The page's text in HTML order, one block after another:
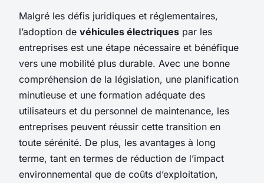
Malgré les défis juridiques et réglementaires,
l’adoption de véhicules électriques par les
entreprises est une étape nécessaire et bénéfique
vers une mobilité plus durable. Avec une bonne
compréhension de la législation, une planification
minutieuse et une formation adéquate des
utilisateurs et du personnel de maintenance, les
entreprises peuvent réussir cette transition en
toute sérénité. De plus, les avantages à long
terme, tant en termes de réduction de l’impact
environnemental que de coûts d’exploitation,